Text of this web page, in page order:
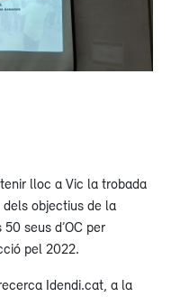
lloc a Vic la trobada
dels objectius de la
seus d’OC per
pel 2022.
Idendi.cat, a la